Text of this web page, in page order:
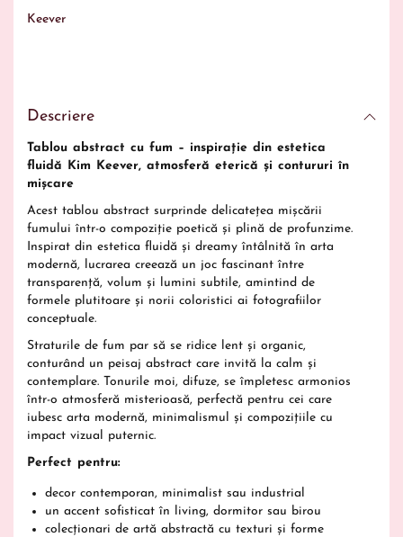
Keever
Descriere
Tablou abstract cu fum – inspirație din estetica
fluidă Kim Keever, atmosferă eterică și contururi în
mișcare
Acest tablou abstract surprinde delicatețea mișcării
fumului într-o compoziție poetică și plină de profunzime.
Inspirat din estetica fluidă și dreamy întâlnită în arta
modernă, lucrarea creează un joc fascinant între
transparență, volum și lumini subtile, amintind de
formele plutitoare și norii coloristici ai fotografiilor
conceptuale.
Straturile de fum par să se ridice lent și organic,
conturând un peisaj abstract care invită la calm și
contemplare. Tonurile moi, difuze, se împletesc armonios
într-o atmosferă misterioasă, perfectă pentru cei care
iubesc arta modernă, minimalismul și compozițiile cu
impact vizual puternic.
Perfect pentru:
decor contemporan, minimalist sau industrial
un accent sofisticat în living, dormitor sau birou
colecționari de artă abstractă cu texturi și forme